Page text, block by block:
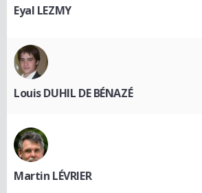
Eyal LEZMY
Louis DUHIL DE BÉNAZÉ
Martin LÉVRIER